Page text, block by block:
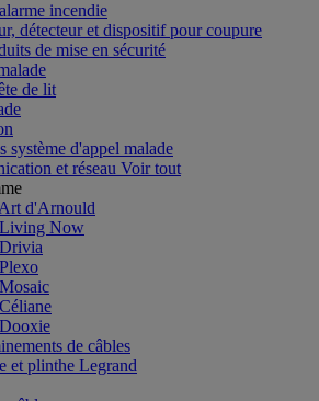
incendie
détecteur et dispositif pour coupure
de mise en sécurité
de lit
système d'appel malade
et réseau Voir tout
d'Arnould
Now
de câbles
et plinthe Legrand